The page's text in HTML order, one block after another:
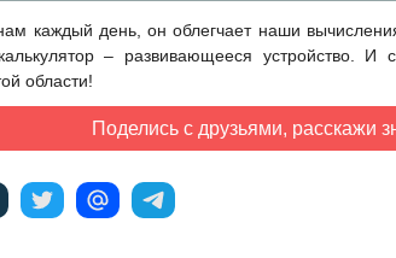
каждый день, он облегчает наши
– развивающееся устройство.
области!
Поделись с друзьями, расскажи